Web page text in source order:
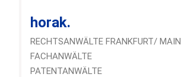
horak.
RECHTSANWÄLTE FRANKFURT/ MAIN
FACHANWÄLTE
PATENTANWÄLTE